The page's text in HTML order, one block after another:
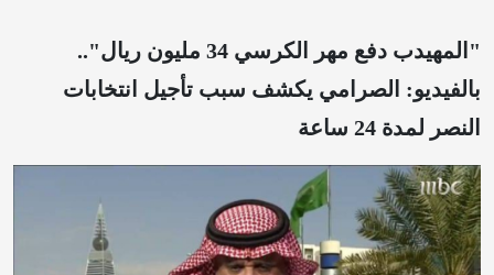
"المهيدب دفع مهر الكرسي 34 مليون ريال"..
بالفيديو: الصرامي يكشف سبب تأجيل انتخابات
النصر لمدة 24 ساعة